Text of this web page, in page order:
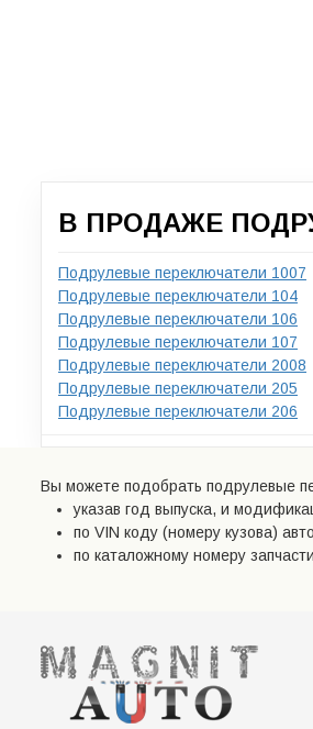
В ПРОДАЖЕ
Подрулевые переключатели 1007
Подрулевые переключатели 104
Подрулевые переключатели 106
Подрулевые переключатели 107
Подрулевые переключатели 2008
Подрулевые переключатели 205
Подрулевые переключатели 206
Вы можете подобрать подрулевые
указав год выпуска, и
по VIN коду (номеру кузова)
по каталожному номеру